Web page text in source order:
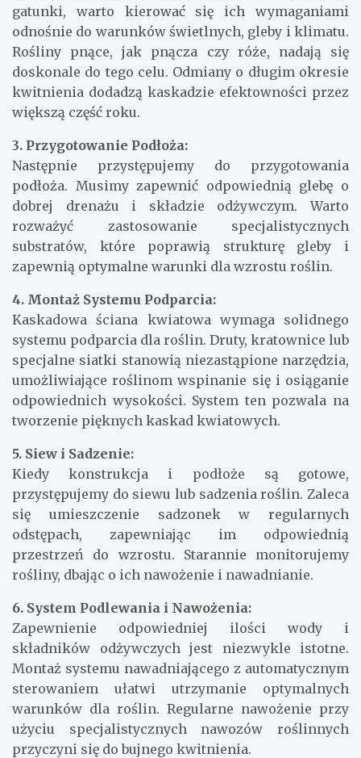
gatunki, warto kierować się ich wymaganiami
odnośnie do warunków świetlnych, gleby i klimatu.
Rośliny pnące, jak pnącza czy róże, nadają się
doskonale do tego celu. Odmiany o długim okresie
kwitnienia dodadzą kaskadzie efektowności przez
większą część roku.
3. Przygotowanie Podłoża:
Następnie przystępujemy do przygotowania
podłoża. Musimy zapewnić odpowiednią glebę o
dobrej drenażu i składzie odżywczym. Warto
rozważyć zastosowanie specjalistycznych
substratów, które poprawią strukturę gleby i
zapewnią optymalne warunki dla wzrostu roślin.
4. Montaż Systemu Podparcia:
Kaskadowa ściana kwiatowa wymaga solidnego
systemu podparcia dla roślin. Druty, kratownice lub
specjalne siatki stanowią niezastąpione narzędzia,
umożliwiające roślinom wspinanie się i osiąganie
odpowiednich wysokości. System ten pozwala na
tworzenie pięknych kaskad kwiatowych.
5. Siew i Sadzenie:
Kiedy konstrukcja i podłoże są gotowe,
przystępujemy do siewu lub sadzenia roślin. Zaleca
się umieszczenie sadzonek w regularnych
odstępach, zapewniając im odpowiednią
przestrzeń do wzrostu. Starannie monitorujemy
rośliny, dbając o ich nawożenie i nawadnianie.
6. System Podlewania i Nawożenia:
Zapewnienie odpowiedniej ilości wody i
składników odżywczych jest niezwykle istotne.
Montaż systemu nawadniającego z automatycznym
sterowaniem ułatwi utrzymanie optymalnych
warunków dla roślin. Regularne nawożenie przy
użyciu specjalistycznych nawozów roślinnych
przyczyni się do bujnego kwitnienia.